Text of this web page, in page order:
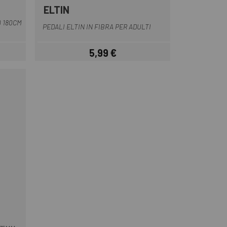
180CM
ELTIN
PEDALI ELTIN IN FIBRA PER ADULTI
Prezzo
5,99 €